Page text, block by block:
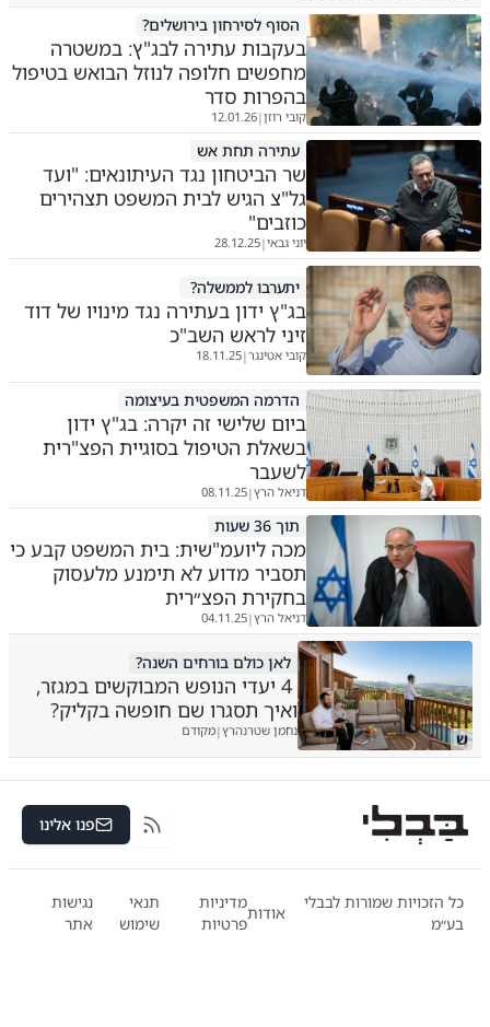
הסוף לסירחון בירושלים?
בעקבות עתירה לבג"ץ: במשטרה
מחפשים חלופה לנוזל הבואש בטיפול
בהפרות סדר
קובי רוזן|
12.01.26
עתירה תחת אש
שר הביטחון נגד העיתונאים: "ועד
גל"צ הגיש לבית המשפט תצהירים
כוזבים"
יוני גבאי|
28.12.25
יתערבו לממשלה?
בג"ץ ידון בעתירה נגד מינויו של דוד
זיני לראש השב"כ
קובי אטינגר|
18.11.25
הדרמה המשפטית בעיצומה
ביום שלישי זה יקרה: בג"ץ ידון
בשאלת הטיפול בסוגיית הפצ"רית
לשעבר
דניאל הרץ|
08.11.25
תוך 36 שעות
מכה ליועמ"שית: בית המשפט קבע כי
תסביר מדוע לא תימנע מלעסוק
בחקירת הפצ״רית
דניאל הרץ|
04.11.25
ש
לאן כולם בורחים השנה?
4 יעדי הנופש המבוקשים במגזר,
ואיך תסגרו שם חופשה בקליק?
נחמן שטרנהרץ|מקודם
RSS פנו אלינו
כל הזכויות שמורות לבבלי
בע״מ
אודות
מדיניות
פרטיות
תנאי
שימוש
נגישות
אתר